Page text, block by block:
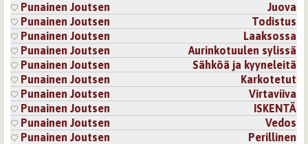
Punainen Joutsen
Juova
Punainen Joutsen
Todistus
Punainen Joutsen
Laaksossa
Punainen Joutsen
Aurinkotuulen sylissä
Punainen Joutsen
Sähköä ja kyyneleitä
Punainen Joutsen
Karkotetut
Punainen Joutsen
Virtaviiva
Punainen Joutsen
ISKENTÄ
Punainen Joutsen
Vedos
Punainen Joutsen
Perillinen